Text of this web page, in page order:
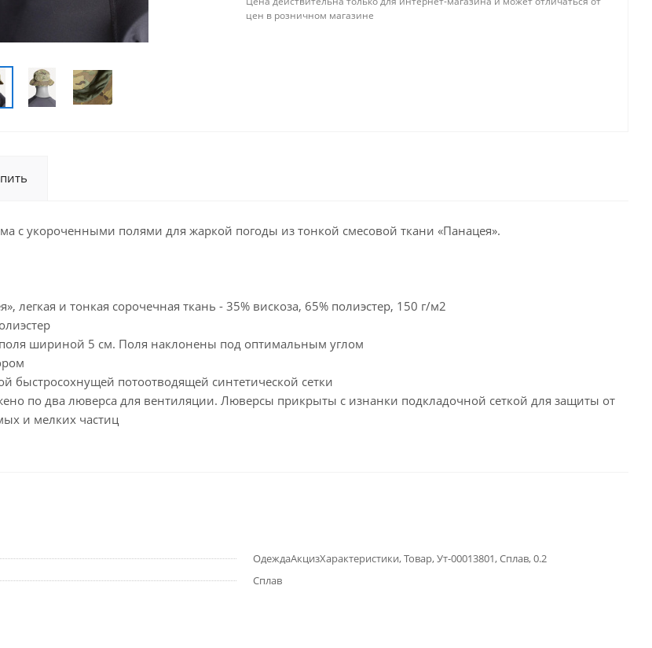
цен в розничном магазине
с укороченными полями для жаркой погоды из тонкой смесовой ткани «Панацея».
легкая и тонкая сорочечная ткань - 35% вискоза, 65% полиэстер, 150 г/м2
шириной 5 см. Поля наклонены под оптимальным углом
быстросохнущей потоотводящей синтетической сетки
по два люверса для вентиляции. Люверсы прикрыты с изнанки подкладочной сеткой для защиты от
и мелких частиц
ОдеждаАкцизХарактеристики, Товар, Ут-00013801, Сплав, 0.2
Сплав